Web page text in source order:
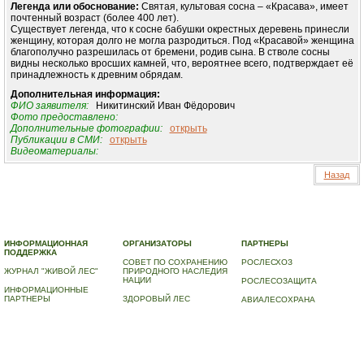
Легенда или обоснование: Святая, культовая сосна – «Красава», имеет
почтенный возраст (более 400 лет).
Существует легенда, что к сосне бабушки окрестных деревень принесли
женщину, которая долго не могла разродиться. Под «Красавой» женщина
благополучно разрешилась от бремени, родив сына. В стволе сосны
видны несколько вросших камней, что, вероятнее всего, подтверждает её
принадлежность к древним обрядам.
Дополнительная информация:
ФИО заявителя:Никитинский Иван Фёдорович
Фото предоставлено:
Дополнительные фотографии:
открыть
Публикации в СМИ:
открыть
Видеоматериалы:
Назад
ИНФОРМАЦИОННАЯ
ПОДДЕРЖКА
ЖУРНАЛ "ЖИВОЙ ЛЕС"
ИНФОРМАЦИОННЫЕ
ПАРТНЕРЫ
ОРГАНИЗАТОРЫ
СОВЕТ ПО СОХРАНЕНИЮ
ПРИРОДНОГО НАСЛЕДИЯ
НАЦИИ
ЗДОРОВЫЙ ЛЕС
ПАРТНЕРЫ
РОСЛЕСХОЗ
РОСЛЕСОЗАЩИТА
АВИАЛЕСОХРАНА